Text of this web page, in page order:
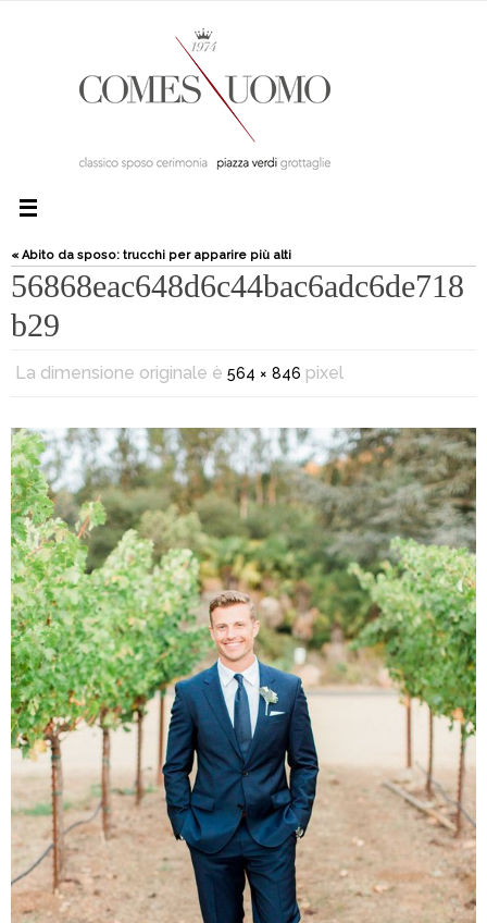
« Abito da sposo: trucchi per apparire più alti
56868eac648d6c44bac6adc6de718
b29
La dimensione originale è 564 × 846 pixel